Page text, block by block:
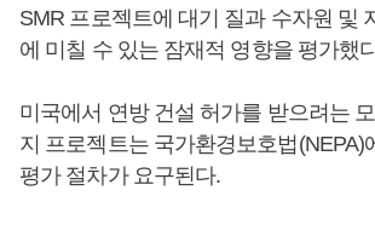
SMR 프로젝트에 대기 질과 수자원 및
에 미칠 수 있는 잠재적 영향을 평가했
미국에서 연방 건설 허가를 받으려는
지 프로젝트는 국가환경보호법(NEPA)
평가 절차가 요구된다.